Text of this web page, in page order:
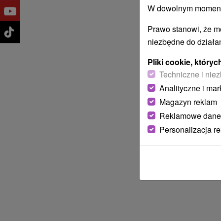
W dowolnym
Prawo stanowi, że
niezbędne do
Pliki cookie,
Techniczne i
Analityczne i
Magazyn reklam
Reklamowe
Personalizacja